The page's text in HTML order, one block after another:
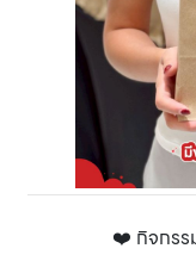
❤️ กิจกรร